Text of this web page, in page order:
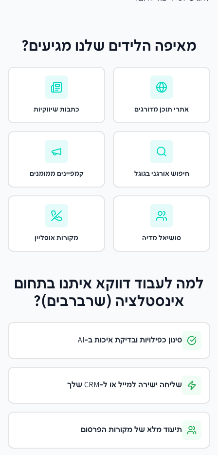
מאיפה הלידים שלנו מגיעים?
אתרי תוכן מדורגים כתבות שיווקיות
חיפוש אורגני בגוגל קמפיינים ממומנים
סושיאל מדיה מקורות אופליין
למה לעבוד דווקא איתנו בתחום
אינסטלציה (שרברבים)?
סינון כפילויות ובדיקת איכות ב-AI
שליחה ישירה למייל או ל-CRM שלך
תיעוד מלא של מקורות הפרסום